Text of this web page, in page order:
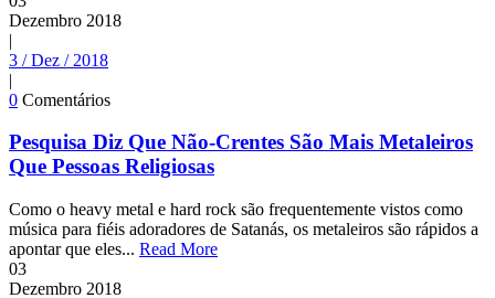
Dezembro 2018
|
3 / Dez / 2018
|
0 Comentários
Pesquisa Diz Que Não-Crentes São Mais Metaleiros
Que Pessoas Religiosas
Como o heavy metal e hard rock são frequentemente vistos como
música para fiéis adoradores de Satanás, os metaleiros são rápidos a
apontar que eles... Read More
03
Dezembro 2018